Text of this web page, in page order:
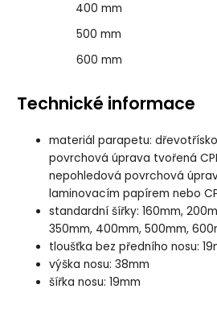
400 mm
500 mm
600 mm
Technické informace
materiál parapetu:
povrchová úprava tvořená
nepohledová povrchová
laminovacím papírem nebo
standardní šířky: 160mm,
350mm, 400mm, 500mm,
tloušťka bez předního nosu:
výška nosu: 38mm
šířka nosu: 19mm